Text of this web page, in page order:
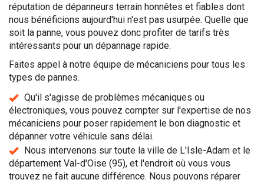
réputation de dépanneurs terrain honnêtes et fiables dont
nous bénéficions aujourd'hui n'est pas usurpée. Quelle que
soit la panne, vous pouvez donc profiter de tarifs très
intéressants pour un dépannage rapide.
Faites appel à notre équipe de mécaniciens pour tous les
types de pannes.
Qu'il s'agisse de problèmes mécaniques ou
électroniques, vous pouvez compter sur l'expertise de nos
mécaniciens pour poser rapidement le bon diagnostic et
dépanner votre véhicule sans délai.
Nous intervenons sur toute la ville de L'Isle-Adam et le
département Val-d'Oise (95), et l'endroit où vous vous
trouvez ne fait aucune différence. Nous pouvons réparer